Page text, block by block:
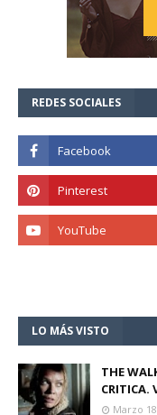
REDES SOCIALES
LO MÁS VISTO
THE
CRITICA.
Marzo